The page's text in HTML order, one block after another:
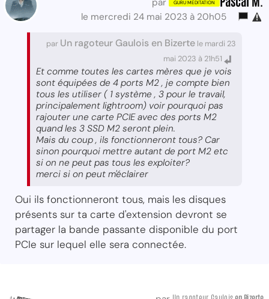
par
le mercredi 24 mai 2023 à 20h05
par Un ragoteur Gaulois en Bizerte le mardi 23
mai 2023 à 21h51
Et comme toutes les cartes mères que je vois
sont équipées de 4 ports M2 , je compte bien
tous les utiliser ( 1 système , 3 pour le travail,
principalement lightroom) voir pourquoi pas
rajouter une carte PCIE avec des ports M2
quand les 3 SSD M2 seront plein.
Mais du coup , ils fonctionneront tous? Car
sinon pourquoi mettre autant de port M2 etc
si on ne peut pas tous les exploiter?
merci si on peut m'éclairer
Oui ils fonctionneront tous, mais les disques
présents sur ta carte d'extension devront se
partager la bande passante disponible du port
PCIe sur lequel elle sera connectée.